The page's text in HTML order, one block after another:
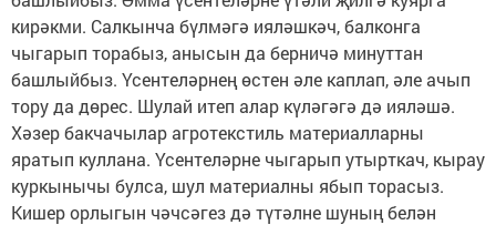
кирәкми. Салкынча бүлмәгә ияләшкәч, балконга
чыгарып торабыз, анысын да берничә минуттан
башлыйбыз. Үсентеләрнең өстен әле каплап, әле ачып
тору да дөрес. Шулай итеп алар күләгәгә дә ияләшә.
Хәзер бакчачылар агротекстиль материалларны
яратып куллана. Үсентеләрне чыгарып утырткач, кырау
куркынычы булса, шул материалны ябып торасыз.
Кишер орлыгын чәчсәгез дә түтәлне шуның белән